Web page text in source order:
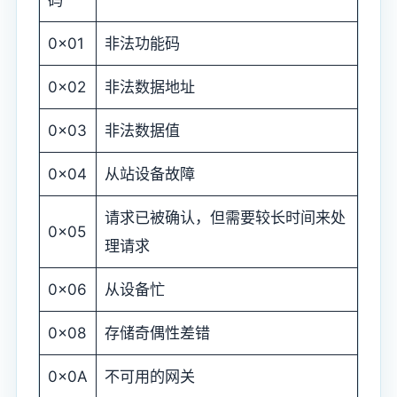
0x01 非法功能码
0x02 非法数据地址
0x03 非法数据值
0x04 从站设备故障
0x05
请求已被确认，但需要较长时间来处
理请求
0x06 从设备忙
0x08 存储奇偶性差错
0x0A 不可用的网关